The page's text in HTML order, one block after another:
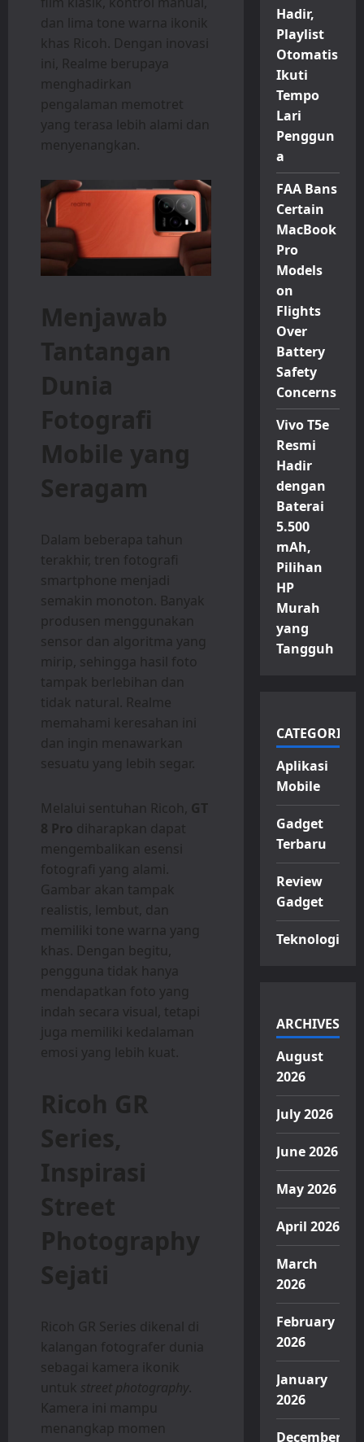
dan lima tone warna ikonik
khas Ricoh. Dengan inovasi
ini, Realme berupaya
menghadirkan
pengalaman memotret
yang terasa lebih alami dan
menyenangkan.
Menjawab
Tantangan
Dunia
Fotografi
Mobile yang
Seragam
Dalam beberapa tahun
terakhir, tren fotografi
smartphone menjadi
semakin monoton. Banyak
produsen menggunakan
sensor dan algoritma yang
mirip, sehingga hasil foto
tampak berlebihan dan
tidak natural. Realme
memahami keresahan ini
dan ingin menawarkan
sesuatu yang lebih segar.
Melalui sentuhan Ricoh, GT
8 Pro diharapkan dapat
mengembalikan esensi
fotografi yang alami.
Gambar akan tampak
realistis, lembut, dan
memiliki tone warna yang
khas. Dengan begitu,
pengguna tidak hanya
mendapatkan foto yang
indah secara visual, tetapi
juga memiliki kedalaman
emosi yang lebih kuat.
Ricoh GR
Series,
Inspirasi
Street
Photography
Sejati
Ricoh GR Series dikenal di
kalangan fotografer dunia
sebagai kamera ikonik
untuk street photography.
Kamera ini mampu
menangkap momen
Hadir,
Playlist
Otomatis
Ikuti
Tempo
Lari
Penggun
a
FAA Bans
Certain
MacBook
Pro
Models
on
Flights
Over
Battery
Safety
Concerns
Vivo T5e
Resmi
Hadir
dengan
Baterai
5.500
mAh,
Pilihan
HP
Murah
yang
Tangguh
CATEGORIES
Aplikasi
Mobile
Gadget
Terbaru
Review
Gadget
Teknologi
ARCHIVES
August
2026
July 2026
June 2026
May 2026
April 2026
March
2026
February
2026
January
2026
December